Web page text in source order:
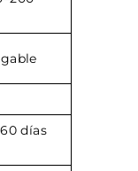
días